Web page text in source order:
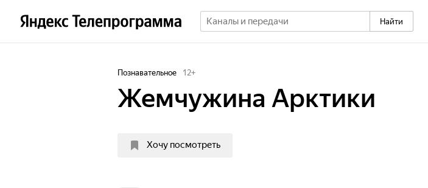
Найти
Познавательное 12+
Жемчужина Арктики
Хочу посмотреть